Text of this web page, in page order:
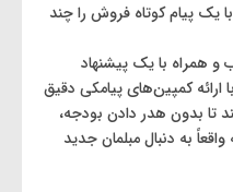
یک پیام کوتاه فروش را چند
و همراه با یک پیشنهاد
ارائه کمپین‌های پیامکی دقیق
بدون هدر دادن بودجه،
به دنبال مبلمان جدید